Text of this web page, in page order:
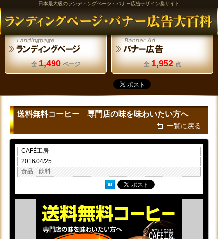
日本最大級のランディングページ・バナー広告デザイン集サイト
全 1,490 ページ 全 1,952 点
送料無料コーヒー 専門店の味を味わいたい方へ
一覧に戻る
CAFÉ工房
2016/04/25
食品・飲料